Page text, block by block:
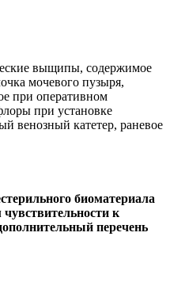
выщипы, содержимое
мочевого пузыря,
при оперативном
при установке
венозный катетер, раневое
биоматериала
к
перечень